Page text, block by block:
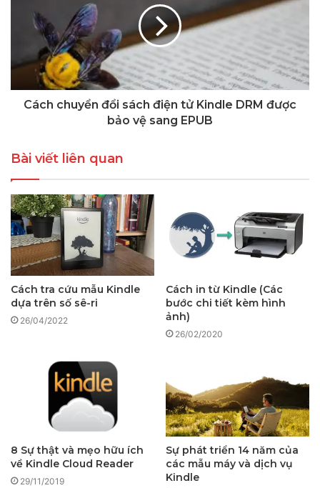
Cách chuyển đổi sách điện tử Kindle DRM được
bảo vệ sang EPUB
Bài viết liên quan
Cách tra cứu mẫu Kindle
dựa trên số sê-ri
26/04/2022
Cách in từ Kindle (Các
bước chi tiết kèm hình
ảnh)
26/02/2020
8 Sự thật và mẹo hữu ích
về Kindle Cloud Reader
29/11/2019
Sự phát triển 14 năm của
các mẫu máy và dịch vụ
Kindle